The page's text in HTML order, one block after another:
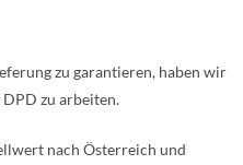
zu garantieren, haben wir
zu arbeiten.
nach Österreich und